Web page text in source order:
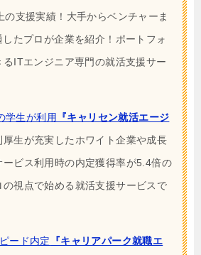
の支援実績！大手からベンチャーま
たプロが企業を紹介！ポートフォ
るITエンジニア専門の就活支援サー
学生が利用
『キャリセン就活エージ
厚生が充実したホワイト企業や成長
ービス利用時の内定獲得率が5.4倍の
の視点で始める就活支援サービスで
ード内定
『キャリアパーク就職エ